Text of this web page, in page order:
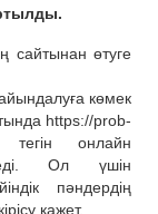
сайтынан өтуге
көмек
https://prob-
тегін онлайн
Ол үшін
пәндердің
қажет.